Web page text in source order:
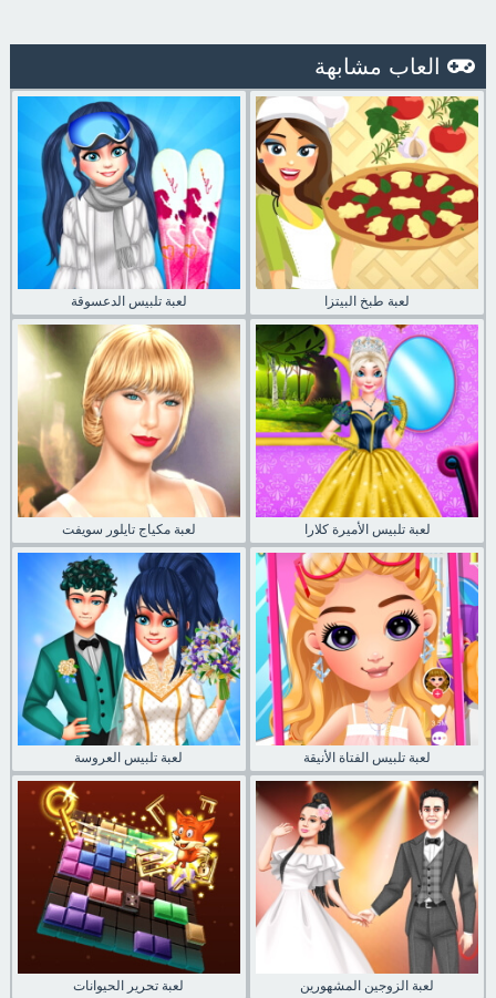
العاب مشابهة
لعبة تلبيس الدعسوقة لعبة طبخ البيتزا
لعبة مكياج تايلور سويفت لعبة تلبيس الأميرة كلارا
لعبة تلبيس العروسة لعبة تلبيس الفتاة الأنيقة
لعبة تحرير الحيوانات لعبة الزوجين المشهورين